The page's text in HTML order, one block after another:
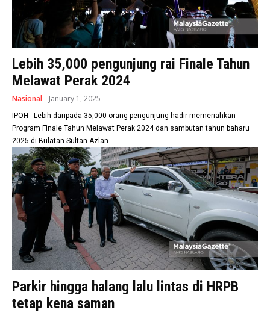
Lebih 35,000 pengunjung rai Finale Tahun
Melawat Perak 2024
Nasional January 1, 2025
IPOH - Lebih daripada 35,000 orang pengunjung hadir memeriahkan
Program Finale Tahun Melawat Perak 2024 dan sambutan tahun baharu
2025 di Bulatan Sultan Azlan...
Parkir hingga halang lalu lintas di HRPB
tetap kena saman